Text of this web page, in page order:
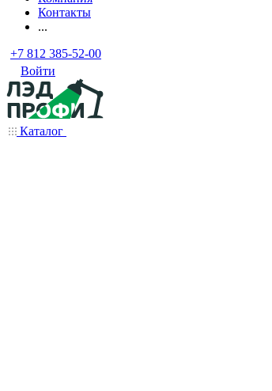
Контакты
...
+7 812 385-52-00
Войти
Каталог